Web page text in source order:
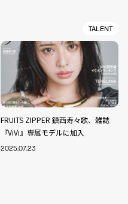
TALENT
FRUITS ZIPPER 鎮西寿々歌、雑誌
『ViVi』専属モデルに加入
2025.07.23